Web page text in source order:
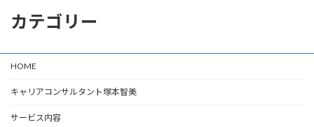
カテゴリー
HOME
キャリアコンサルタント塚本智美
サービス内容